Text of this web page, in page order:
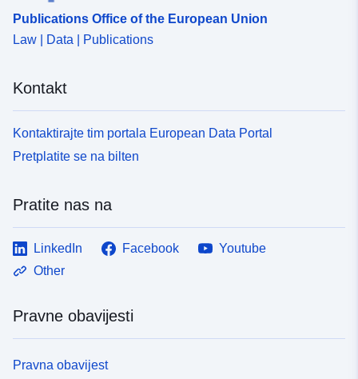
Publications Office of the European Union
Law | Data | Publications
Kontakt
Kontaktirajte tim portala European Data Portal
Pretplatite se na bilten
Pratite nas na
LinkedIn Facebook
Youtube
Other
Pravne obavijesti
Pravna obavijest